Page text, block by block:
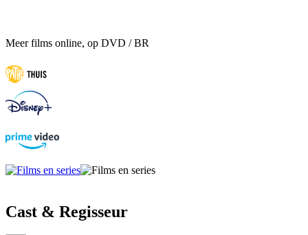
Meer films online, op DVD / BR
Cast & Regisseur